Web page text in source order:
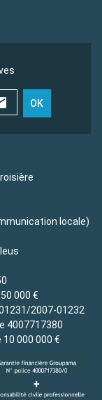
OK
locale)
000 €
01231/2007-01232
4007717380
10 000 000 €